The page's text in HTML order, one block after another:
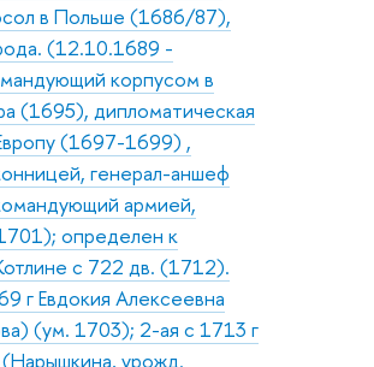
в Польше (1686/87),
(12.10.1689 -
корпусом в
(1695), дипломатическая
(1697-1699) ,
генерал-аншеф
армией,
определен к
с 722 дв. (1712).
г Евдокия Алексеевна
(ум. 1703); 2-ая с 1713 г
урожд.